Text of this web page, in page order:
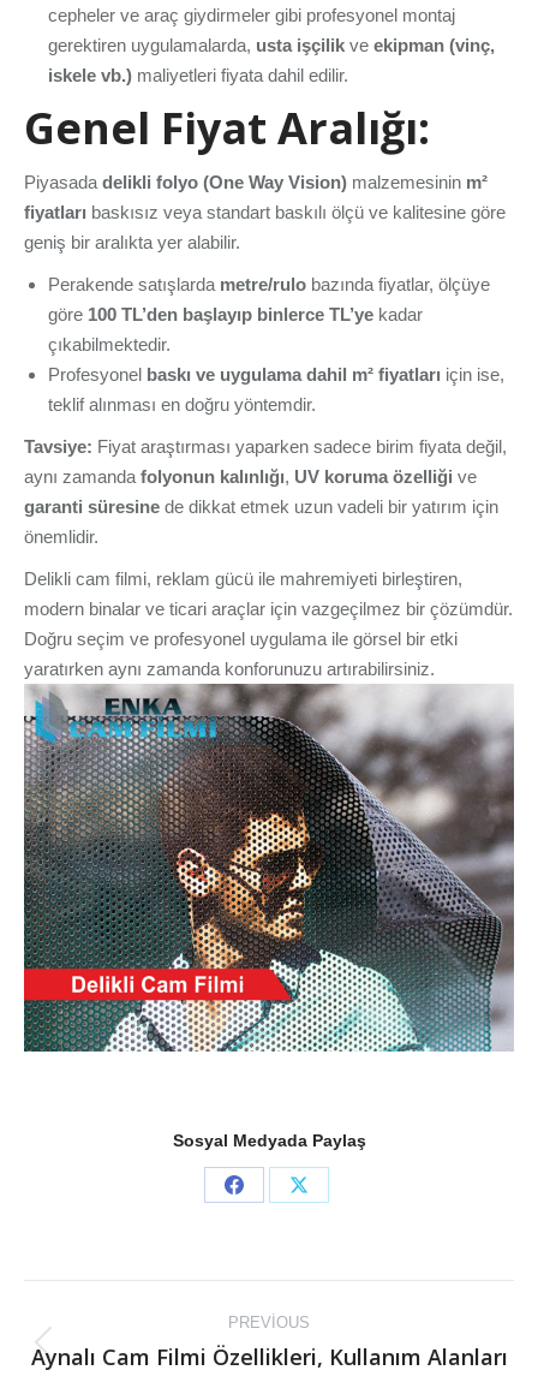
cepheler ve araç giydirmeler gibi profesyonel montaj
gerektiren uygulamalarda, usta işçilik ve ekipman (vinç,
iskele vb.) maliyetleri fiyata dahil edilir.
Genel Fiyat Aralığı:
Piyasada delikli folyo (One Way Vision) malzemesinin m²
fiyatları baskısız veya standart baskılı ölçü ve kalitesine göre
geniş bir aralıkta yer alabilir.
Perakende satışlarda metre/rulo bazında fiyatlar, ölçüye
göre 100 TL’den başlayıp binlerce TL’ye kadar
çıkabilmektedir.
Profesyonel baskı ve uygulama dahil m² fiyatları için ise,
teklif alınması en doğru yöntemdir.
Tavsiye: Fiyat araştırması yaparken sadece birim fiyata değil,
aynı zamanda folyonun kalınlığı, UV koruma özelliği ve
garanti süresine de dikkat etmek uzun vadeli bir yatırım için
önemlidir.
Delikli cam filmi, reklam gücü ile mahremiyeti birleştiren,
modern binalar ve ticari araçlar için vazgeçilmez bir çözümdür.
Doğru seçim ve profesyonel uygulama ile görsel bir etki
yaratırken aynı zamanda konforunuzu artırabilirsiniz.
Sosyal Medyada Paylaş
Share
Share
navigation
PREVIOUS
Previous
Aynalı Cam Filmi Özellikleri, Kullanım Alanları